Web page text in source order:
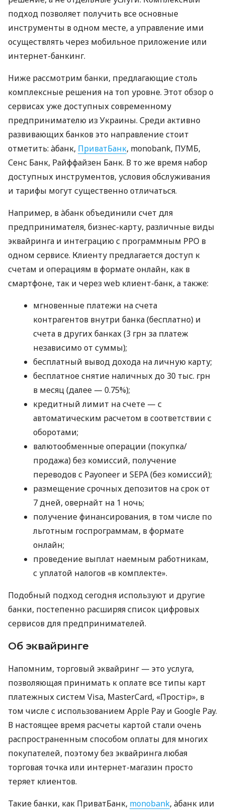
подход позволяет получить все основные
инструменты в одном месте, а управление ими
осуществлять через мобильное приложение или
интернет-банкинг.
Ниже рассмотрим банки, предлагающие столь
комплексные решения на топ уровне. Этот обзор о
сервисах уже доступных современному
предпринимателю из Украины. Среди активно
развивающих банков это направление стоит
отметить: àбанк, ПриватБанк, monobank, ПУМБ,
Сенс Банк, Райффайзен Банк. В то же время набор
доступных инструментов, условия обслуживания
и тарифы могут существенно отличаться.
Например, в àбанк объединили счет для
предпринимателя, бизнес-карту, различные виды
эквайринга и интеграцию с программным РРО в
одном сервисе. Клиенту предлагается доступ к
счетам и операциям в формате онлайн, как в
смартфоне, так и через web клиент-банк, а также:
мгновенные платежи на счета
контрагентов внутри банка (бесплатно) и
счета в других банках (3 грн за платеж
независимо от суммы);
бесплатный вывод дохода на личную карту;
бесплатное снятие наличных до 30 тыс. грн
в месяц (далее — 0.75%);
кредитный лимит на счете — с
автоматическим расчетом в соответствии с
оборотами;
валютообменные операции (покупка/
продажа) без комиссий, получение
переводов с Payoneer и SEPA (без комиссий);
размещение срочных депозитов на срок от
7 дней, овернайт на 1 ночь;
получение финансирования, в том числе по
льготным госпрограммам, в формате
онлайн;
проведение выплат наемным работникам,
с уплатой налогов «в комплекте».
Подобный подход сегодня используют и другие
банки, постепенно расширяя список цифровых
сервисов для предпринимателей.
Об эквайринге
Напомним, торговый эквайринг — это услуга,
позволяющая принимать к оплате все типы карт
платежных систем Visa, MasterCard, «Простір», в
том числе с использованием Apple Pay и Google Pay.
В настоящее время расчеты картой стали очень
распространенным способом оплаты для многих
покупателей, поэтому без эквайринга любая
торговая точка или интернет-магазин просто
теряет клиентов.
Такие банки, как ПриватБанк, monobank, àбанк или